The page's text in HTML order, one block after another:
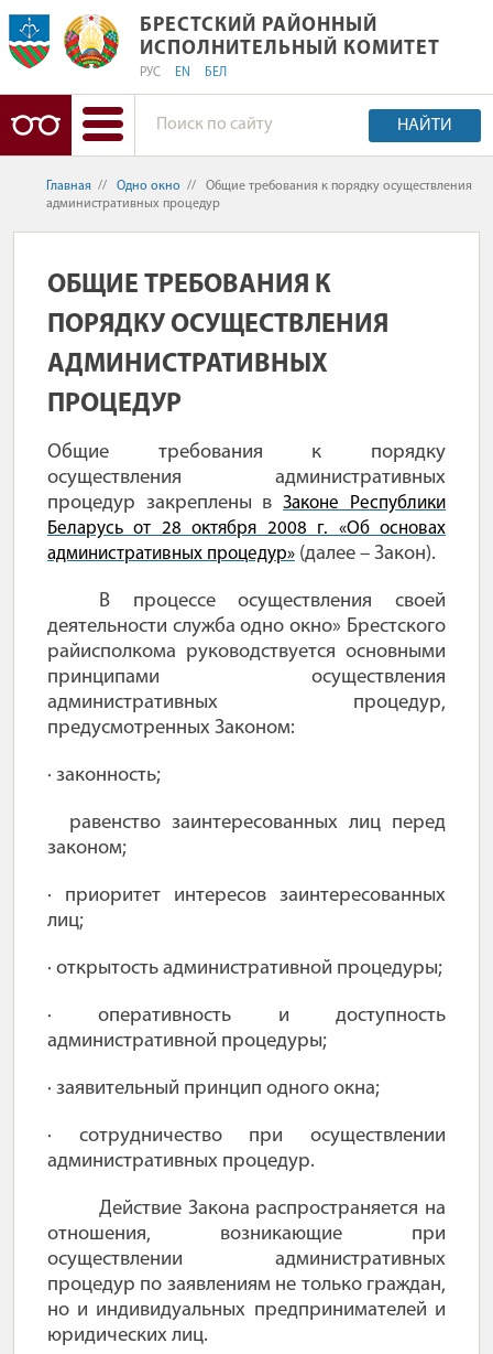
БРЕСТСКИЙ РАЙОННЫЙ
БРЕСТСКИЙ РАЙОННЫЙ
ИСПОЛНИТЕЛЬНЫЙ КОМИТЕТ
РУС EN БЕЛ
НАЙТИ
Главная // Одно окно //
Общие требования к порядку осуществления
административных процедур
ОБЩИЕ ТРЕБОВАНИЯ К
ПОРЯДКУ ОСУЩЕСТВЛЕНИЯ
АДМИНИСТРАТИВНЫХ
ПРОЦЕДУР
Общие требования к порядку
осуществления административных
процедур закреплены вЗаконе Республики
Беларусь от 28 октября 2008 г. «Об основах
административных процедур» (далее – Закон).
В процессе осуществления своей
деятельности служба одно окно» Брестского
райисполкома руководствуется основными
принципами осуществления
административных процедур,
предусмотренных Законом:
· законность;
равенство заинтересованных лиц перед
законом;
· приоритет интересов заинтересованных
лиц;
· открытость административной процедуры;
· оперативность и доступность
административной процедуры;
· заявительный принцип одного окна;
· сотрудничество при осуществлении
административных процедур.
Действие Закона распространяется на
отношения, возникающие при
осуществлении административных
процедур по заявлениям не только граждан,
но и индивидуальных предпринимателей и
юридических лиц.